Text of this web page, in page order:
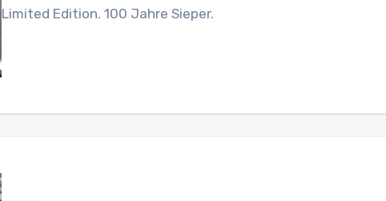
Limited Edition. 100 Jahre Sieper.